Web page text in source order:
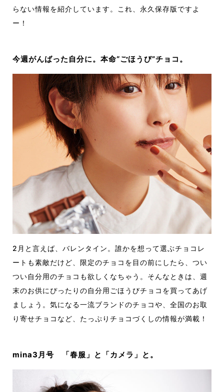
らない情報を紹介しています。これ、永久保存版ですよ
ー！
今週がんばった自分に。本命“ごほうび”チョコ。
2月と言えば、バレンタイン。誰かを想って選ぶチョコレ
ートも素敵だけど、限定のチョコを目の前にしたら、つい
つい自分用のチョコも欲しくなちゃう。そんなときは、週
末のお供にぴったりの自分用ごほうびチョコを買ってあげ
ましょう。気になる一流ブランドのチョコや、全国のお取
り寄せチョコなど、たっぷりチョコづくしの情報が満載！
mina3月号 「春服」と「カメラ」と。